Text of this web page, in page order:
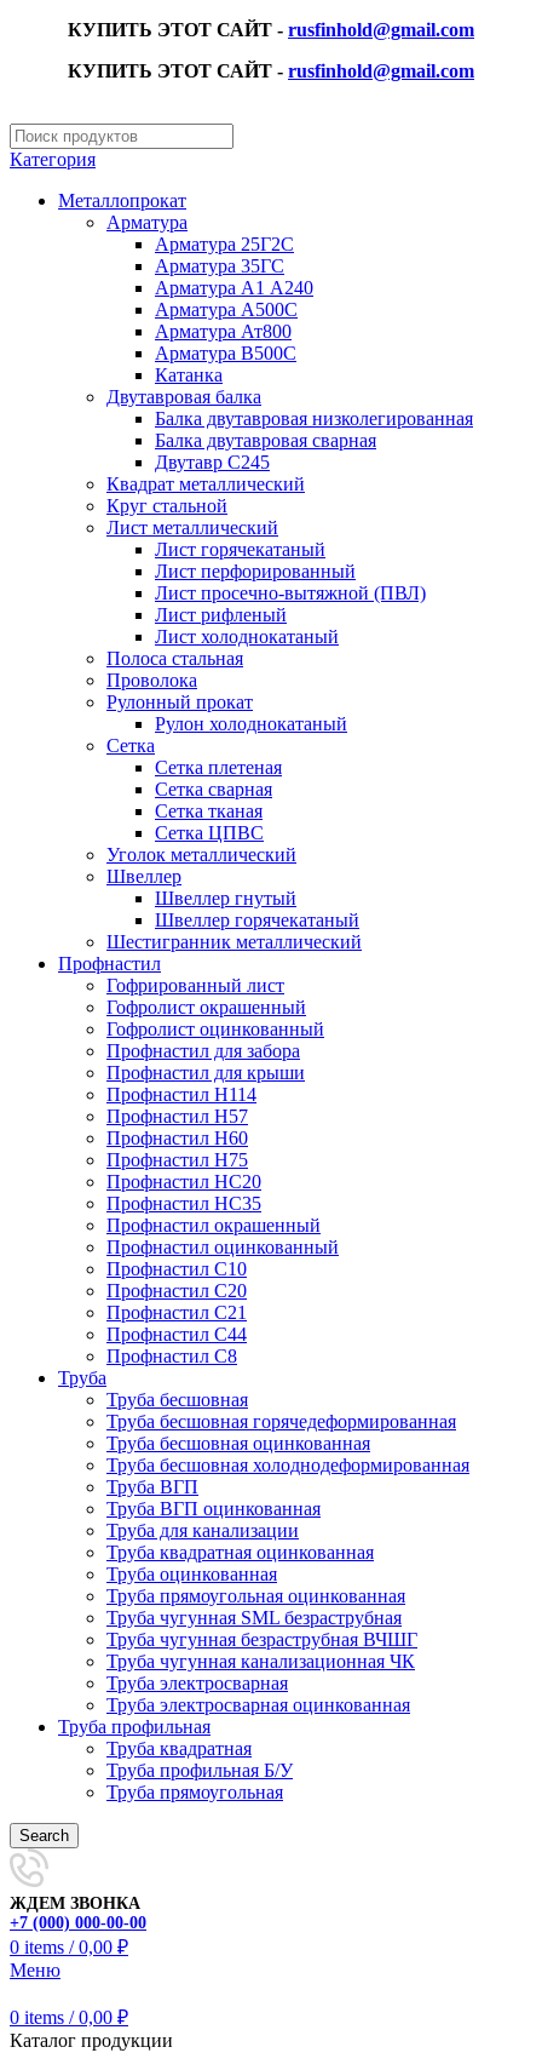
КУПИТЬ ЭТОТ САЙТ - rusfinhold@gmail.com
КУПИТЬ ЭТОТ САЙТ - rusfinhold@gmail.com
Категория
Металлопрокат
Арматура
Арматура 25Г2С
Арматура 35ГС
Арматура А1 А240
Арматура А500С
Арматура Ат800
Арматура В500С
Катанка
Двутавровая балка
Балка двутавровая низколегированная
Балка двутавровая сварная
Двутавр С245
Квадрат металлический
Круг стальной
Лист металлический
Лист горячекатаный
Лист перфорированный
Лист просечно-вытяжной (ПВЛ)
Лист рифленый
Лист холоднокатаный
Полоса стальная
Проволока
Рулонный прокат
Рулон холоднокатаный
Сетка
Сетка плетеная
Сетка сварная
Сетка тканая
Сетка ЦПВС
Уголок металлический
Швеллер
Швеллер гнутый
Швеллер горячекатаный
Шестигранник металлический
Профнастил
Гофрированный лист
Гофролист окрашенный
Гофролист оцинкованный
Профнастил для забора
Профнастил для крыши
Профнастил Н114
Профнастил Н57
Профнастил Н60
Профнастил Н75
Профнастил НС20
Профнастил НС35
Профнастил окрашенный
Профнастил оцинкованный
Профнастил С10
Профнастил С20
Профнастил С21
Профнастил С44
Профнастил С8
Труба
Труба бесшовная
Труба бесшовная горячедеформированная
Труба бесшовная оцинкованная
Труба бесшовная холоднодеформированная
Труба ВГП
Труба ВГП оцинкованная
Труба для канализации
Труба квадратная оцинкованная
Труба оцинкованная
Труба прямоугольная оцинкованная
Труба чугунная SML безраструбная
Труба чугунная безраструбная ВЧШГ
Труба чугунная канализационная ЧК
Труба электросварная
Труба электросварная оцинкованная
Труба профильная
Труба квадратная
Труба профильная Б/У
Труба прямоугольная
Search
ЖДЕМ ЗВОНКА
+7 (000) 000-00-00
0 items / 0,00 ₽
Меню
0 items / 0,00 ₽
Каталог продукции